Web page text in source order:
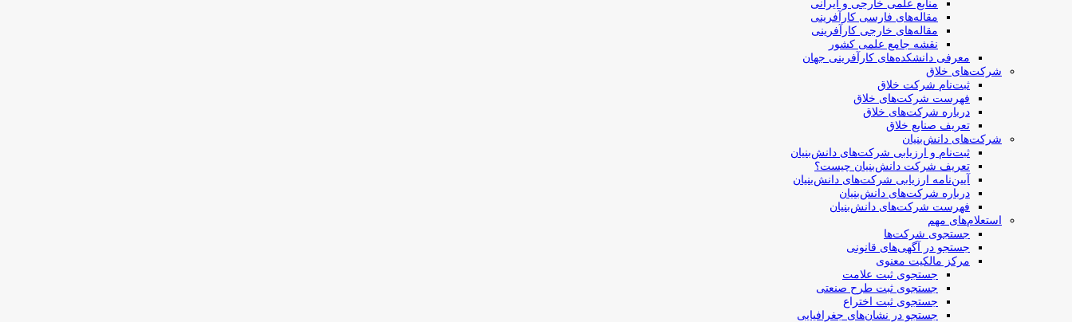
منابع علمی خارجی و ایرانی
مقاله‌های فارسی کارآفرینی
مقاله‌های خارجی کارآفرینی
نقشه جامع علمی کشور
معرفی دانشکده‌های کارآفرینی جهان
شرکت‌های خلاق
ثبت‌نام شرکت خلاق
فهرست شرکت‌های خلاق
درباره شرکت‌های خلاق
تعریف صنایع خلاق
شرکت‌های دانش‌بنیان
ثبت‌نام و ارزیابی شرکت‌های دانش‌بنیان
تعریف شرکت دانش‌بنیان چیست؟
آیین‌نامه ارزیابی شرکت‌های دانش‌بنیان
درباره شرکت‌های دانش‌بنیان
فهرست شرکت‌های دانش‌بنیان
استعلام‌های مهم
جستجوی شرکت‌ها
جستجو در آگهی‌های قانونی
مرکز مالکیت معنوی
جستجوی ثبت علامت
جستجوی ثبت طرح صنعتی
جستجوی ثبت اختراع
جستجو در نشان‌های جغرافیایی